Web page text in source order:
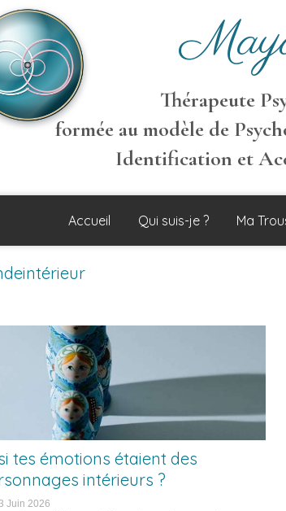
Thérapeute
formée au modèle de
Identification et
Accueil Qui suis-je ? Ma
tes émotions étaient des
intérieurs ?
Juin 2026